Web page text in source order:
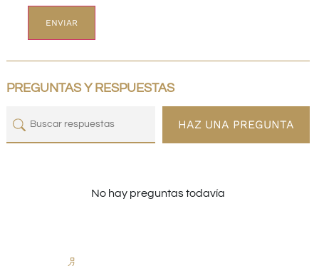
PREGUNTAS Y RESPUESTAS
HAZ UNA PREGUNTA
No hay preguntas todavía